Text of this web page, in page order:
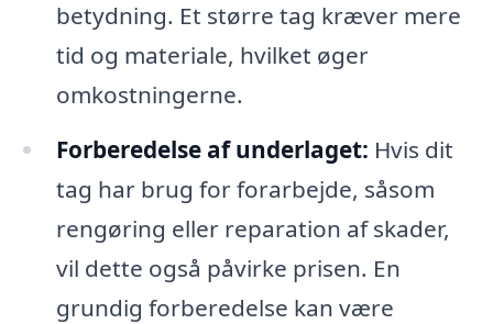
betydning. Et større tag kræver mere
tid og materiale, hvilket øger
omkostningerne.
Forberedelse af underlaget: Hvis dit
tag har brug for forarbejde, såsom
rengøring eller reparation af skader,
vil dette også påvirke prisen. En
grundig forberedelse kan være